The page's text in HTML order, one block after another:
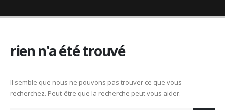
rien n'a été trouvé
Il semble que nous ne pouvons pas trouver ce que vous
recherchez. Peut-être que la recherche peut vous aider.